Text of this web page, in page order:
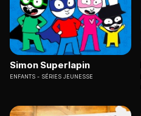
Simon Superlapin
ENFANTS SÉRIES JEUNESSE